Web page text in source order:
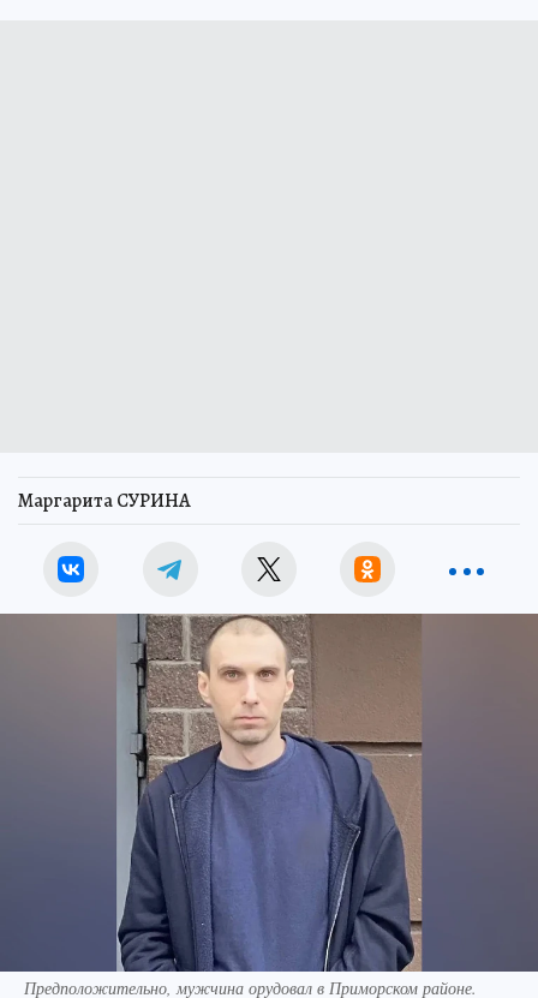
Маргарита СУРИНА
Предположительно, мужчина орудовал в Приморском районе.